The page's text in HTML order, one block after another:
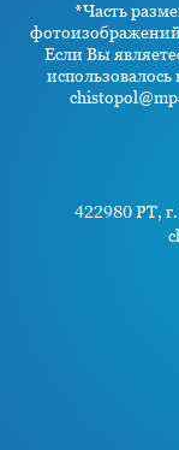
*Часть
Если Вы
422980 РТ,